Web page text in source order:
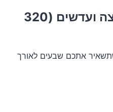
1. סלט חלבון עם ביצה ועדשים (320
אתכם שבעים לאורך